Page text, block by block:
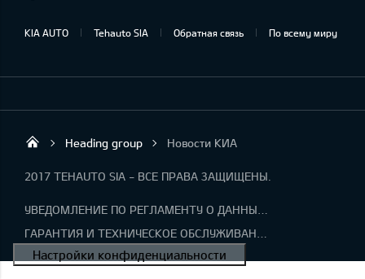
KIA AUTO Tehauto SIA Обратная связь По всему миру
Tehauto SIA
Heading group Новости КИА
2017 TEHAUTO SIA - ВСЕ ПРАВА ЗАЩИЩЕНЫ.